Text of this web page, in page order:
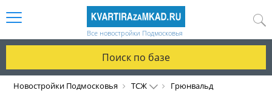
Все новостройки Подмосковья
Поиск по базе
Новостройки Подмосковья ТСЖ Грюнвальд